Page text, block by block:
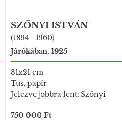
SZŐNYI ISTVÁN
(1894 - 1960)
Járókában, 1925
31x21 cm
Tus, papír
Jelezve jobbra lent: Szőnyi
750 000 Ft